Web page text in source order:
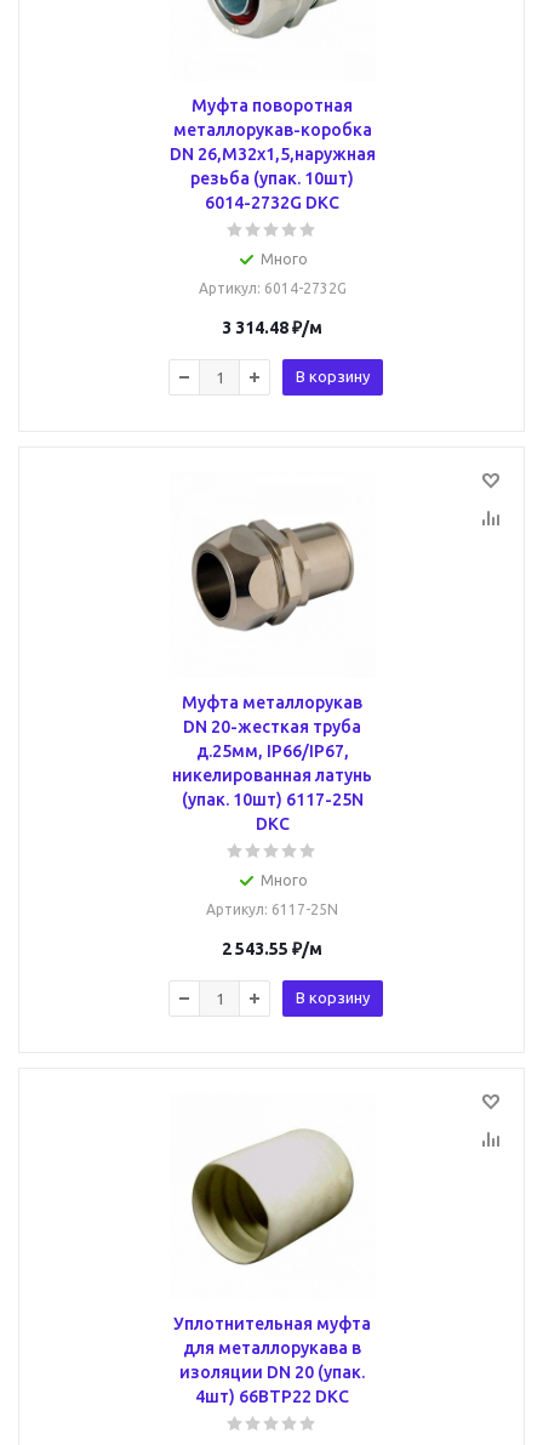
Муфта поворотная
металлорукав-коробка
DN 26,М32х1,5,наружная
резьба (упак. 10шт)
6014-2732G DKC
Много
Артикул: 6014-2732G
3 314.48₽/м
В корзину
Муфта металлорукав
DN 20-жесткая труба
д.25мм, IP66/IP67,
никелированная латунь
(упак. 10шт) 6117-25N
DKC
Много
Артикул: 6117-25N
2 543.55 ₽/м
В корзину
Уплотнительная муфта
для металлорукава в
изоляции DN 20 (упак.
4шт) 66BTP22 DKC